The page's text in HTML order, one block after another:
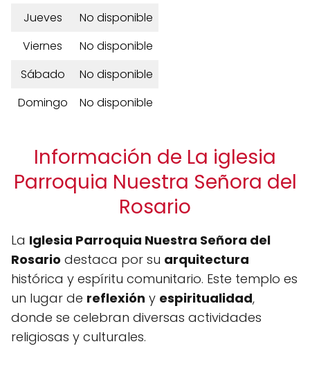
Jueves
No disponible
Viernes
No disponible
Sábado
No disponible
Domingo
No disponible
Información de La iglesia
Parroquia Nuestra Señora del
Rosario
La Iglesia Parroquia Nuestra Señora del
Rosario destaca por su arquitectura
histórica y espíritu comunitario. Este templo es
un lugar de reflexión y espiritualidad,
donde se celebran diversas actividades
religiosas y culturales.